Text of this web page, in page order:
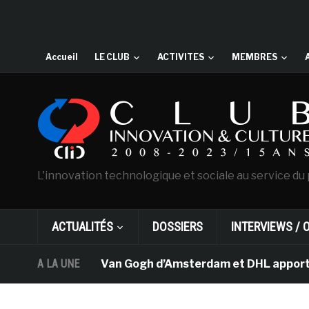
Accueil LE CLUB ACTIVITES MEMBRES
L'innovation technologique et sociale au service
ACTUALITÉS DOSSIERS INTERVIEWS /
A LA UNE
Le musée Van Gogh d’Amsterdam et DHL